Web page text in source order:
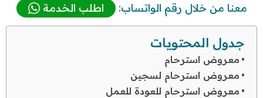
معنا من خلال رقم الواتساب:
اطلب الخدمة
جدول المحتويات
معروض استرحام
معروض استرحام لسجين
معروض استرحام للعودة للعمل